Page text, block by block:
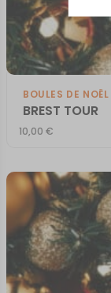
BOULES DE NOËL
BREST TOUR
10,00 €